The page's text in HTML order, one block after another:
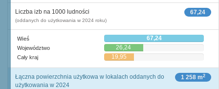
67,24
Liczba izb na 1000 ludności
(oddanych do użytkowania w 2024 roku)
Wieś 67,24
Województwo 26,24
Cały kraj 19,95
1 258 m2
Łączna powierzchnia użytkowa w lokalach oddanych do
użytkowania w 2024